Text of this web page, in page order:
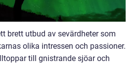
brett utbud av sevärdheter som
olika intressen och passioner.
till gnistrande sjöar och